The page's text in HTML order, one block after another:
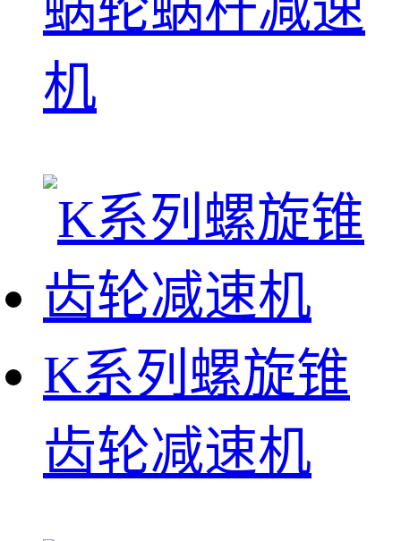
机
K系列螺旋锥
齿轮减速机